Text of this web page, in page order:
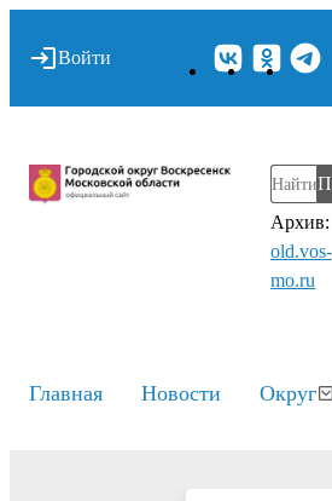
Войти
Архив:
old.vos-
mo.ru
Главная Новости Округ